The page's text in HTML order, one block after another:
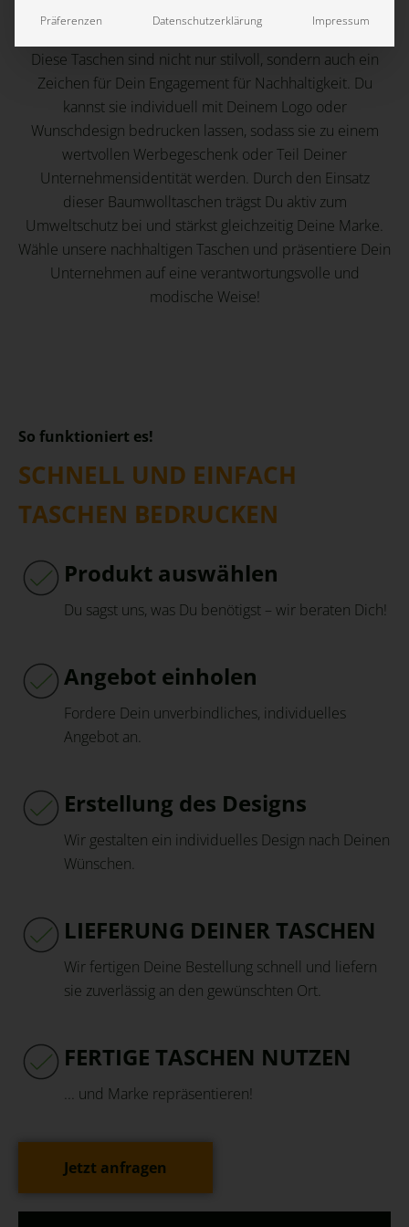
Hergestellt aus 100 % Bio-Baumwolle, verbinden sie
Diese Taschen sind nicht nur stilvoll, sondern auch ein
Zeichen für Dein Engagement für Nachhaltigkeit. Du
kannst sie individuell mit Deinem Logo oder
Wunschdesign bedrucken lassen, sodass sie zu einem
wertvollen Werbegeschenk oder Teil Deiner
Unternehmensidentität werden. Durch den Einsatz
dieser Baumwolltaschen trägst Du aktiv zum
Umweltschutz bei und stärkst gleichzeitig Deine Marke.
Wähle unsere nachhaltigen Taschen und präsentiere Dein
Unternehmen auf eine verantwortungsvolle und
modische Weise!
So funktioniert es!
SCHNELL UND EINFACH
TASCHEN BEDRUCKEN
Produkt auswählen
Du sagst uns, was Du benötigst – wir beraten Dich!
Angebot einholen
Fordere Dein unverbindliches, individuelles
Angebot an.
Erstellung des Designs
Wir gestalten ein individuelles Design nach Deinen
Wünschen.
LIEFERUNG DEINER TASCHEN
Wir fertigen Deine Bestellung schnell und liefern
sie zuverlässig an den gewünschten Ort.
FERTIGE TASCHEN NUTZEN
... und Marke repräsentieren!
Jetzt anfragen
Präferenzen Datenschutzerklärung Impressum